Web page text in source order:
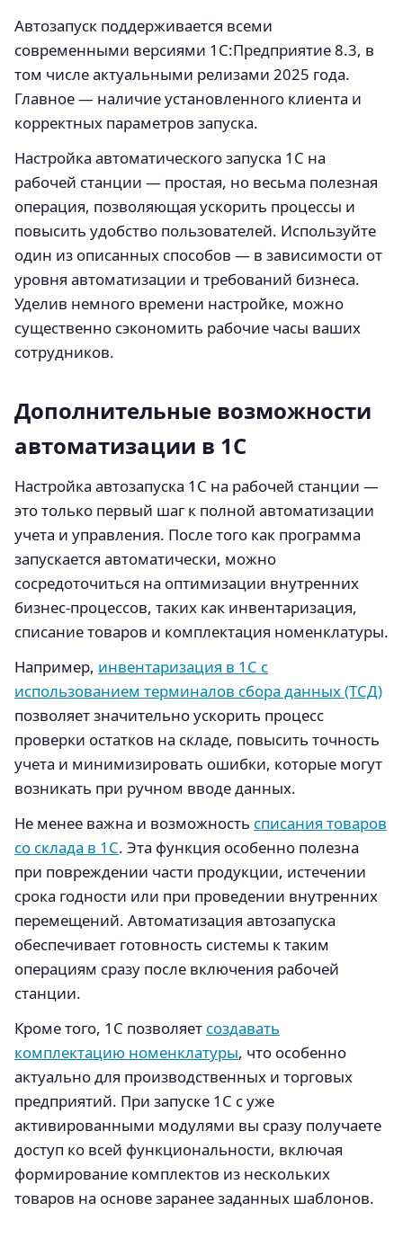
Автозапуск поддерживается всеми
современными версиями 1С:Предприятие 8.3, в
том числе актуальными релизами 2025 года.
Главное — наличие установленного клиента и
корректных параметров запуска.
Настройка автоматического запуска 1С на
рабочей станции — простая, но весьма полезная
операция, позволяющая ускорить процессы и
повысить удобство пользователей. Используйте
один из описанных способов — в зависимости от
уровня автоматизации и требований бизнеса.
Уделив немного времени настройке, можно
существенно сэкономить рабочие часы ваших
сотрудников.
Дополнительные возможности
автоматизации в 1С
Настройка автозапуска 1С на рабочей станции —
это только первый шаг к полной автоматизации
учета и управления. После того как программа
запускается автоматически, можно
сосредоточиться на оптимизации внутренних
бизнес-процессов, таких как инвентаризация,
списание товаров и комплектация номенклатуры.
Например, инвентаризация в 1С с
использованием терминалов сбора данных (ТСД)
позволяет значительно ускорить процесс
проверки остатков на складе, повысить точность
учета и минимизировать ошибки, которые могут
возникать при ручном вводе данных.
Не менее важна и возможность списания товаров
со склада в 1С. Эта функция особенно полезна
при повреждении части продукции, истечении
срока годности или при проведении внутренних
перемещений. Автоматизация автозапуска
обеспечивает готовность системы к таким
операциям сразу после включения рабочей
станции.
Кроме того, 1С позволяет создавать
комплектацию номенклатуры, что особенно
актуально для производственных и торговых
предприятий. При запуске 1С с уже
активированными модулями вы сразу получаете
доступ ко всей функциональности, включая
формирование комплектов из нескольких
товаров на основе заранее заданных шаблонов.